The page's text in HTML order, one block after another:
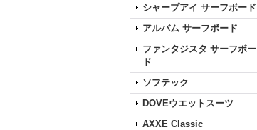
シャープアイ サーフボード
アルバム サーフボード
ファンタジスタ サーフボー
ド
ソフテック
DOVEウエットスーツ
AXXE Classic